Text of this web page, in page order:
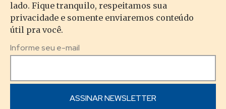
lado. Fique tranquilo, respeitamos sua
privacidade e somente enviaremos conteúdo
útil pra você.
Informe seu e-mail